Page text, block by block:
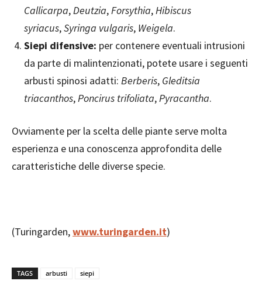
Callicarpa,Deutzia,Forsythia,Hibiscus
syriacus,Syringa vulgaris, Weigela.
Siepi difensive: per contenere eventuali intrusioni
da parte di malintenzionati, potete usare i seguenti
arbusti spinosi adatti: Berberis, Gleditsia
triacanthos,Poncirus trifoliata,Pyracantha.
Ovviamente per la scelta delle piante serve molta
esperienza e una conoscenza approfondita delle
caratteristiche delle diverse specie.
(Turingarden,www.turingarden.it)
TAGS arbusti siepi